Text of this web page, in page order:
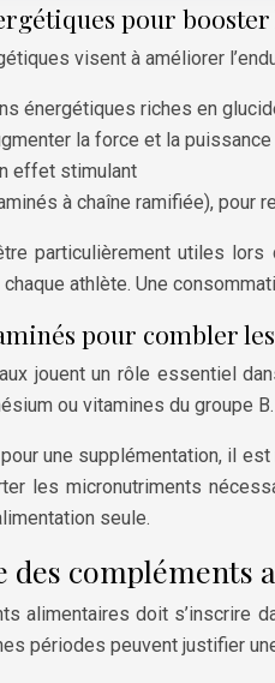
pour
visent à améliorer
énergétiques riches en
la force et la
effet stimulant
à chaîne ramifiée), pour
particulièrement utiles lors
athlète. Une
pour combler
jouent un rôle essentiel
ou vitamines du
une supplémentation, il
les micronutriments
seule.
compléments
alimentaires doit s’inscrire
périodes peuvent justifier